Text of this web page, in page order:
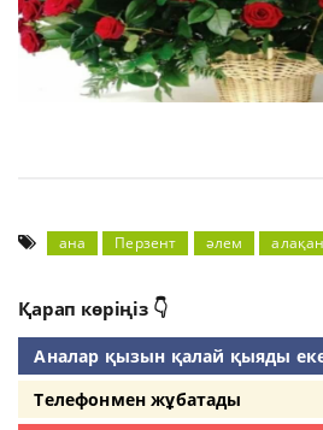
ана Перзент әлем алақан
Қарап көріңіз 👇
Аналар қызын қалай қыяды
Телефонмен жұбатады